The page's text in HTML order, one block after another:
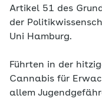
Artikel 51 des
der
Uni Hamburg.
Führten in der
Cannabis für
allem